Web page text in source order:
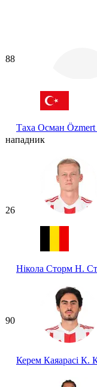
88
Таха Осман Özmert
нападник
26
Нікола Сторм Н.
90
Керем Каяарасі К.